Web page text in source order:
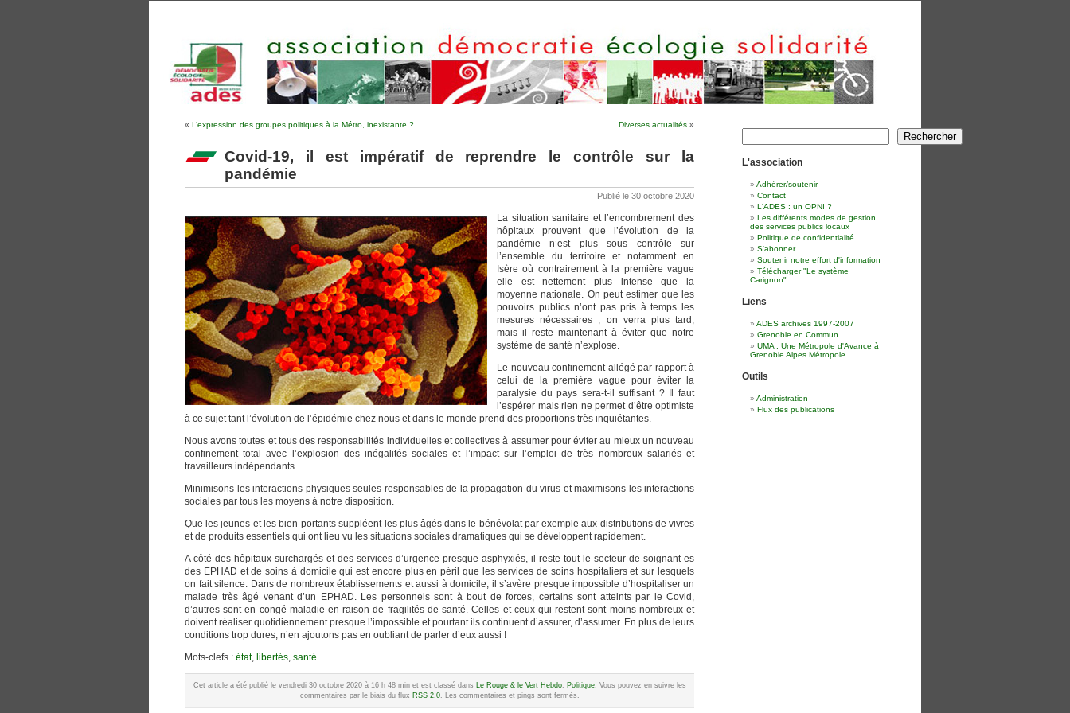
« L’expression des groupes politiques à la Métro, inexistante ? Diverses actualités »
Covid-19, il est impératif de reprendre le contrôle sur la
pandémie
Publié le 30 octobre 2020
La situation sanitaire et l’encombrement des
hôpitaux prouvent que l’évolution de la
pandémie n’est plus sous contrôle sur
l’ensemble du territoire et notamment en
Isère où contrairement à la première vague
elle est nettement plus intense que la
moyenne nationale. On peut estimer que les
pouvoirs publics n’ont pas pris à temps les
mesures nécessaires ; on verra plus tard,
mais il reste maintenant à éviter que notre
système de santé n’explose.
Le nouveau confinement allégé par rapport à
celui de la première vague pour éviter la
paralysie du pays sera-t-il suffisant ? Il faut
l’espérer mais rien ne permet d’être optimiste
à ce sujet tant l’évolution de l’épidémie chez nous et dans le monde prend des proportions très inquiétantes.
Nous avons toutes et tous des responsabilités individuelles et collectives à assumer pour éviter au mieux un nouveau
confinement total avec l’explosion des inégalités sociales et l’impact sur l’emploi de très nombreux salariés et
travailleurs indépendants.
Minimisons les interactions physiques seules responsables de la propagation du virus et maximisons les interactions
sociales par tous les moyens à notre disposition.
Que les jeunes et les bien-portants suppléent les plus âgés dans le bénévolat par exemple aux distributions de vivres
et de produits essentiels qui ont lieu vu les situations sociales dramatiques qui se développent rapidement.
A côté des hôpitaux surchargés et des services d’urgence presque asphyxiés, il reste tout le secteur de soignant-es
des EPHAD et de soins à domicile qui est encore plus en péril que les services de soins hospitaliers et sur lesquels
on fait silence. Dans de nombreux établissements et aussi à domicile, il s’avère presque impossible d’hospitaliser un
malade très âgé venant d’un EPHAD. Les personnels sont à bout de forces, certains sont atteints par le Covid,
d’autres sont en congé maladie en raison de fragilités de santé. Celles et ceux qui restent sont moins nombreux et
doivent réaliser quotidiennement presque l’impossible et pourtant ils continuent d’assurer, d’assumer. En plus de leurs
conditions trop dures, n’en ajoutons pas en oubliant de parler d’eux aussi !
Mots-clefs : état, libertés, santé
Cet article a été publié le vendredi 30 octobre 2020 à 16 h 48 min et est classé dans Le Rouge & le Vert Hebdo, Politique. Vous pouvez en suivre les
commentaires par le biais du flux RSS 2.0. Les commentaires et pings sont fermés.
Rechercher Rechercher
L'association
Adhérer/soutenir
Contact
L'ADES : un OPNI ?
Les différents modes de gestion
des services publics locaux
Politique de confidentialité
S'abonner
Soutenir notre effort d'information
Télécharger "Le système
Carignon"
Liens
ADES archives 1997-2007
Grenoble en Commun
UMA : Une Métropole d'Avance à
Grenoble Alpes Métropole
Outils
Administration
Flux des publications